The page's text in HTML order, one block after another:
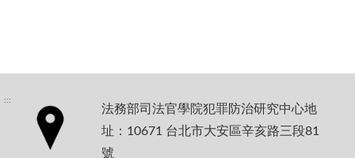
:::
法務部司法官學院犯罪防治研究中心地
址：10671 台北市大安區辛亥路三段81
號